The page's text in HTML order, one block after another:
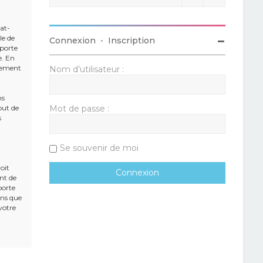
de
En
de
de
que
Connexion • Inscription
Nom d’utilisateur :
Mot de passe :
Se souvenir de moi